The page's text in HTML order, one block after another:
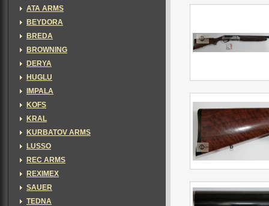
ATA ARMS
BEYDORA
BREDA
BROWNING
DERYA
HUGLU
IMPALA
KOFS
KRAL
KURBATOV ARMS
LUSSO
REC ARMS
REXIMEX
SAUER
TEDNA